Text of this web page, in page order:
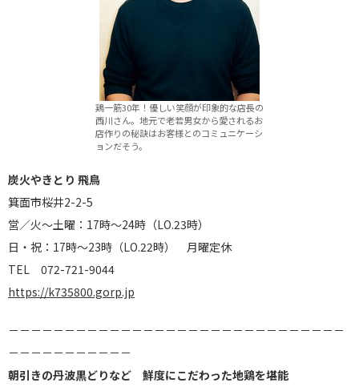
鶏一筋30年！優しい笑顔が印象的な店長の
西川さん。地元で老若男女から愛されるお
店作りの秘訣はお客様とのコミュニケーシ
ョンだそう。
炭火やきとり 飛鳥
箕面市桜井2-2-5
営／火～土曜：17時～24時（LO.23時）
日・祝：17時～23時（LO.22時） 月曜定休
TEL 072-721-9044
https://k735800.gorp.jp
－－－－－－－－－－－－－－－－－－－－－－－－－－－－－－
－－－－－－－－－－－
朝引きの丹波黒どりなど 鮮度にこだわった地鶏を堪能